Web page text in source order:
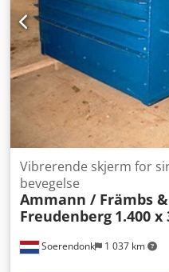
Soerendonk 1 037 km
Vibrerende skjerm for
bevegelse
Ammann / Främbs &
Freudenberg 1.400 x